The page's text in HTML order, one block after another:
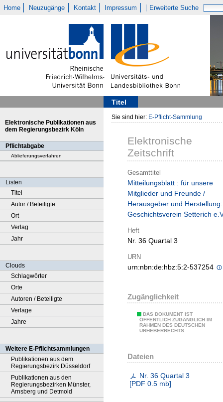
Home Neuzugänge Kontakt Impressum Erweiterte Suche
Titel
Elektronische Publikationen aus
dem Regierungsbezirk Köln
Pflichtabgabe
Ablieferungsverfahren
Listen
Titel
Autor / Beteiligte
Ort
Verlag
Jahr
Clouds
Schlagwörter
Orte
Autoren / Beteiligte
Verlage
Jahre
Weitere E-Pflichtsammlungen
Publikationen aus dem
Regierungsbezirk Düsseldorf
Publikationen aus den
Regierungsbezirken Münster,
Arnsberg und Detmold
Sie sind hier: E-Pflicht-Sammlung
Elektronische
Zeitschrift
Gesamttitel
Mitteilungsblatt : für unsere
Mitglieder und Freunde /
Herausgeber und Herstellung:
Geschichtsverein Setterich
Heft
Nr. 36 Quartal 3
URN
urn:nbn:de:hbz:5:2-537254
Zugänglichkeit
DAS DOKUMENT IST
ÖFFENTLICH ZUGÄNGLICH IM
RAHMEN DES DEUTSCHEN
URHEBERRECHTS.
Dateien
Nr. 36 Quartal 3
[PDF 0.5 mb]